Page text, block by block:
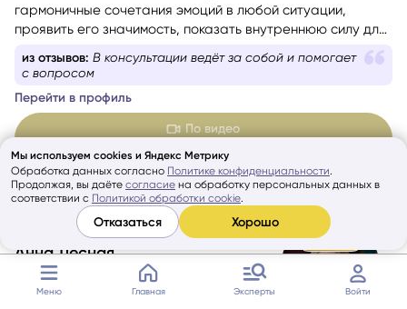
Меню Главная Эксперты Войти
гармоничные сочетания эмоций в любой ситуации,
проявить его значимость, показать внутреннюю силу для
самопомощи, сбалансировать энергии в зависимости от
ситуации.
из отзывов: В консультации ведёт за собой и помогает
с вопросом
Перейти в профиль
По видео
0
1-я консультация бесплатно
GOLD
Анна Лесная
Таролог
Мы используем cookies и Яндекс Метрику
Обработка данных согласно Политике конфиденциальности.
Продолжая, вы даёте согласие на обработку персональных данных в
соответствии с Политикой обработки cookie.
Отказаться Хорошо